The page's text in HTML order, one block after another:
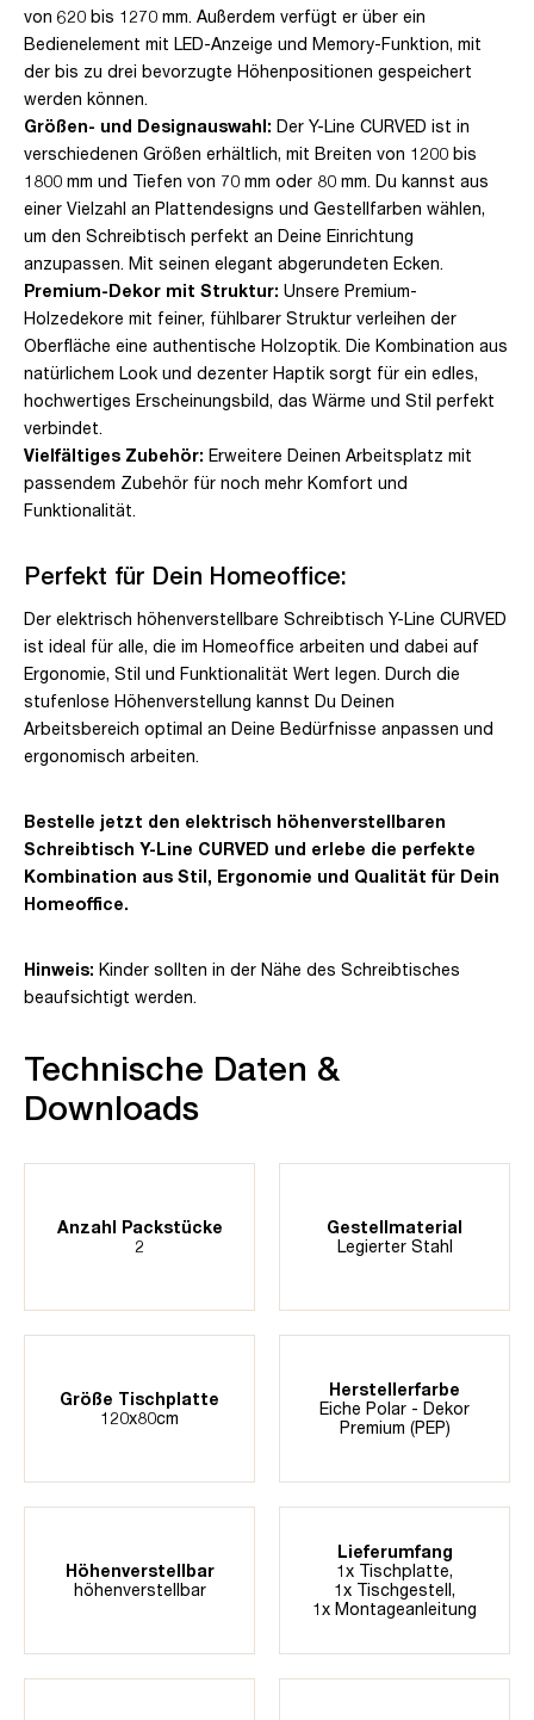
von 620 bis 1270 mm. Außerdem verfügt er über ein
Bedienelement mit LED-Anzeige und Memory-Funktion, mit
der bis zu drei bevorzugte Höhenpositionen gespeichert
werden können.
Größen- und Designauswahl: Der Y-Line CURVED ist in
verschiedenen Größen erhältlich, mit Breiten von 1200 bis
1800 mm und Tiefen von 70 mm oder 80 mm. Du kannst aus
einer Vielzahl an Plattendesigns und Gestellfarben wählen,
um den Schreibtisch perfekt an Deine Einrichtung
anzupassen. Mit seinen elegant abgerundeten Ecken.
Premium-Dekor mit Struktur: Unsere Premium-
Holzedekore mit feiner, fühlbarer Struktur verleihen der
Oberfläche eine authentische Holzoptik. Die Kombination aus
natürlichem Look und dezenter Haptik sorgt für ein edles,
hochwertiges Erscheinungsbild, das Wärme und Stil perfekt
verbindet.
Vielfältiges Zubehör: Erweitere Deinen Arbeitsplatz mit
passendem Zubehör für noch mehr Komfort und
Funktionalität.
Perfekt für Dein Homeoffice:
Der elektrisch höhenverstellbare Schreibtisch Y-Line CURVED
ist ideal für alle, die im Homeoffice arbeiten und dabei auf
Ergonomie, Stil und Funktionalität Wert legen. Durch die
stufenlose Höhenverstellung kannst Du Deinen
Arbeitsbereich optimal an Deine Bedürfnisse anpassen und
ergonomisch arbeiten.
Bestelle jetzt den elektrisch höhenverstellbaren
Schreibtisch Y-Line CURVED und erlebe die perfekte
Kombination aus Stil, Ergonomie und Qualität für Dein
Homeoffice.
Hinweis: Kinder sollten in der Nähe des Schreibtisches
beaufsichtigt werden.
Technische Daten &
Downloads
Anzahl Packstücke
2
Gestellmaterial
Legierter Stahl
Größe Tischplatte
120x80cm
Herstellerfarbe
Eiche Polar - Dekor
Premium (PEP)
Höhenverstellbar
höhenverstellbar
Lieferumfang
1x Tischplatte,
1x Tischgestell,
1x Montageanleitung